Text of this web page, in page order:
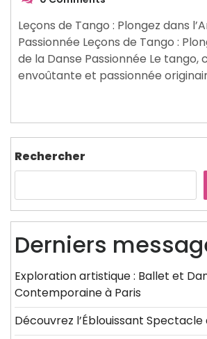
Leçons de Tango : Plongez dans
Passionnée Leçons de Tango :
de la Danse Passionnée Le tango,
envoûtante et passionnée
Rechercher
Derniers
Exploration artistique : Ballet et
Contemporaine à Paris
Découvrez l’Éblouissant Spectacle